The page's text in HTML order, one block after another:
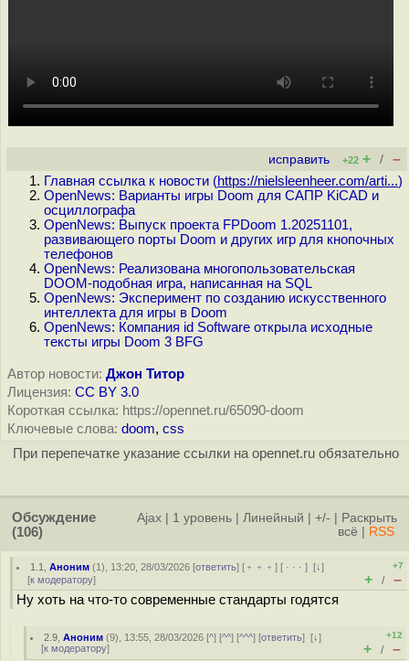
исправить +22 + / –
Главная ссылка к новости (https://nielsleenheer.com/arti...)
OpenNews: Варианты игры Doom для САПР KiCAD и
осциллографа
OpenNews: Выпуск проекта FPDoom 1.20251101,
развивающего порты Doom и других игр для кнопочных
телефонов
OpenNews: Реализована многопользовательская
DOOM-подобная игра, написанная на SQL
OpenNews: Эксперимент по созданию искусственного
интеллекта для игры в Doom
OpenNews: Компания id Software открыла исходные
тексты игры Doom 3 BFG
Автор новости: Джон Титор
Лицензия: CC BY 3.0
Короткая ссылка: https://opennet.ru/65090-doom
Ключевые слова: doom, css
При перепечатке указание ссылки на opennet.ru обязательно
Обсуждение
(106)
Ajax 1 уровень Линейный +/-
Раскрыть
всё
RSS
1.1 ,Аноним (1), 13:20, 28/03/2026 [ответить] [ ﹢﹢﹢] [ · · ·][↓]
[к модератору]
+7
+ / –
Ну хоть на что-то современные стандарты годятся
2.9 ,Аноним (9), 13:55, 28/03/2026 [^] [^^] [^^^] [ответить][↓]
[к модератору]
+12
+ / –